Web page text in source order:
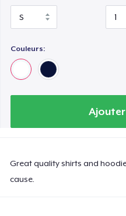
Couleurs:
Great quality shirts and
cause.